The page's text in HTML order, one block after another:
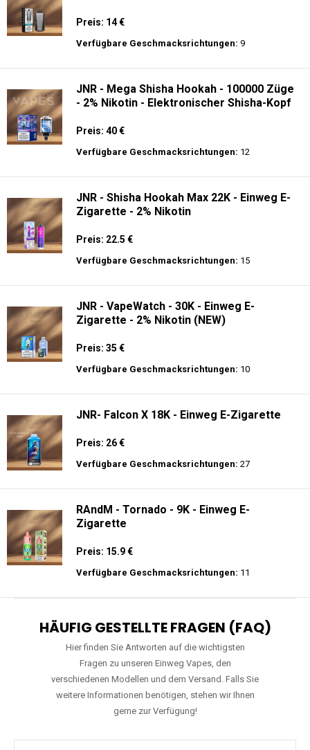
Preis: 14 €
Verfügbare Geschmacksrichtungen: 9
JNR - Mega Shisha Hookah - 100000 Züge
- 2% Nikotin - Elektronischer Shisha-Kopf
Preis: 40 €
Verfügbare Geschmacksrichtungen: 12
JNR - Shisha Hookah Max 22K - Einweg E-
Zigarette - 2% Nikotin
Preis: 22.5 €
Verfügbare Geschmacksrichtungen: 15
JNR - VapeWatch - 30K - Einweg E-
Zigarette - 2% Nikotin (NEW)
Preis: 35 €
Verfügbare Geschmacksrichtungen: 10
JNR- Falcon X 18K - Einweg E-Zigarette
Preis: 26 €
Verfügbare Geschmacksrichtungen: 27
RAndM - Tornado - 9K - Einweg E-
Zigarette
Preis: 15.9 €
Verfügbare Geschmacksrichtungen: 11
HÄUFIG GESTELLTE FRAGEN (FAQ)
Hier finden Sie Antworten auf die wichtigsten
Fragen zu unseren Einweg Vapes, den
verschiedenen Modellen und dem Versand. Falls Sie
weitere Informationen benötigen, stehen wir Ihnen
gerne zur Verfügung!